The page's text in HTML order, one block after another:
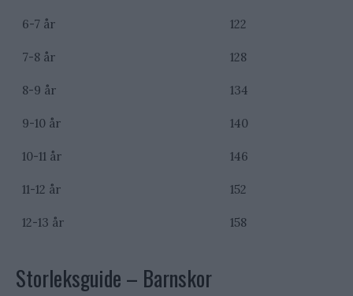
6-7 år 122
7-8 år 128
8-9 år 134
9-10 år 140
10-11 år 146
11-12 år 152
12-13 år 158
Storleksguide – Barnskor